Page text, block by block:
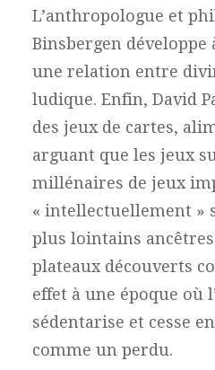
L’anthropologue et
Binsbergen développe
une relation entre
ludique. Enfin, David
des jeux de cartes,
arguant que les jeux
millénaires de jeux
« intellectuellement »
plus lointains
plateaux découverts
effet à une époque où
sédentarise et cesse
comme un perdu.